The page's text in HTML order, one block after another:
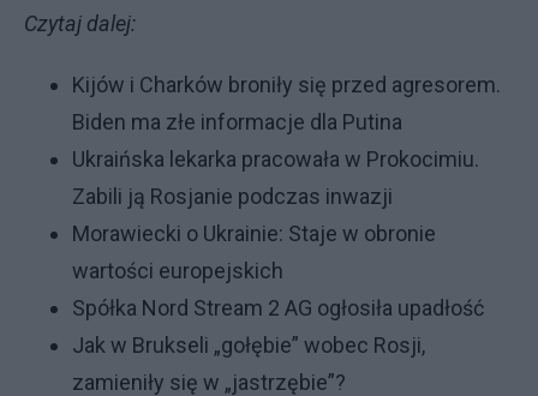
Czytaj dalej:
Kijów i Charków broniły się przed agresorem.
Biden ma złe informacje dla Putina
Ukraińska lekarka pracowała w Prokocimiu.
Zabili ją Rosjanie podczas inwazji
Morawiecki o Ukrainie: Staje w obronie
wartości europejskich
Spółka Nord Stream 2 AG ogłosiła upadłość
Jak w Brukseli „gołębie” wobec Rosji,
zamieniły się w „jastrzębie”?